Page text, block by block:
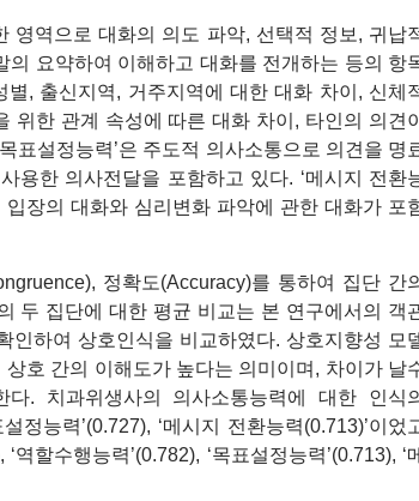
영역으로 대화의 의도 파악, 선택적 정보, 귀납
요약하여 이해하고 대화를 전개하는 등의 항
, 출신지역, 거주지역에 대한 대화 차이, 신체
한 관계 속성에 따른 대화 차이, 타인의 의견이
표설정능력’은 주도적 의사소통으로 의견을 명
용한 의사전달을 포함하고 있다. ‘메시지 전환
장의 대화와 심리변화 파악에 관한 대화가 포
정확도(Accuracy)를 통하여 집단 간
두 집단에 대한 평균 비교는 본 연구에서의 객
인하여 상호인식을 비교하였다. 상호지향성 모
호 간의 이해도가 높다는 의미이며, 차이가 날
. 치과위생사의 의사소통능력에 대한 인식
정능력’(0.727), ‘메시지 전환능력(0.713)’이었
할수행능력’(0.782), ‘목표설정능력’(0.713), ‘메